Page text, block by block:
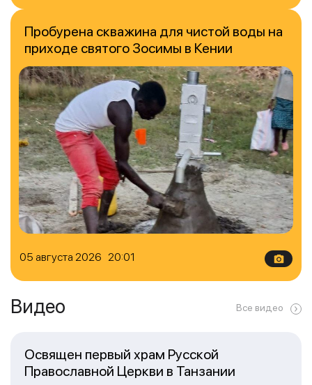
05 августа 2026 20:01
Пробурена скважина для чистой воды на
приходе святого Зосимы в Кении
Видео Все видео
Освящен первый храм Русской
Православной Церкви в Танзании